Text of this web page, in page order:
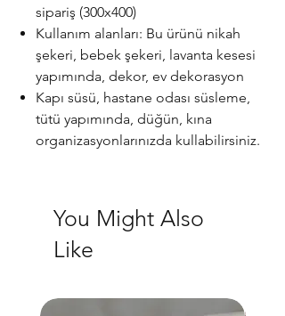
sipariş (300x400)
Kullanım alanları: Bu ürünü nikah
şekeri, bebek şekeri, lavanta kesesi
yapımında, dekor, ev dekorasyon
Kapı süsü, hastane odası süsleme,
tütü yapımında, düğün, kına
organizasyonlarınızda kullabilirsiniz.
You Might Also
Like